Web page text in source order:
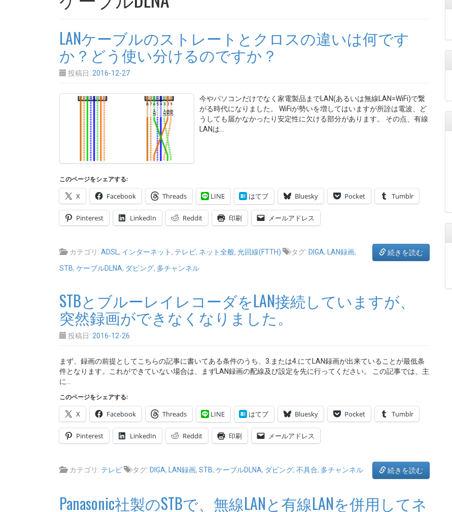
LANケーブルのストレートとクロスの違いは何です
か？どう使い分けるのですか？
投稿日: 2016-12-27
今やパソコンだけでなく家電製品までLAN(あるいは無線LAN=WiFi)で繋
がる時代になりました。 WiFiが勢いを増してはいますが所詮は電波、ど
うしても届かなかったり安定性に欠ける部分があります。 その点、有線
LANは…
このページをシェアする:
X Facebook Threads LINE はてブ Bluesky Pocket Tumblr
Pinterest LinkedIn Reddit 印刷 メールアドレス
続きを読む
カテゴリ: ADSL , インターネット , テレビ, ネット全般, 光回線(FTTH) タグ: DIGA, LAN録画,
STB, ケーブルDLNA, ダビング, 多チャンネル
STBとブルーレイレコーダをLAN接続していますが、
突然録画ができなくなりました。
投稿日: 2016-12-26
まず、録画の前提としてこちらの記事に書いてある条件のうち、3.または4.にてLAN録画が出来ていることが最低条
件となります。これができていない場合は、まずLAN録画の配線及び設定を先に行ってください。 この記事では、主
に…
このページをシェアする:
X Facebook Threads LINE はてブ Bluesky Pocket Tumblr
Pinterest LinkedIn Reddit 印刷 メールアドレス
続きを読む
カテゴリ: テレビ タグ: DIGA, LAN録画, STB, ケーブルDLNA, ダビング, 不具合, 多チャンネル
Panasonic社製のSTBで、無線LANと有線LANを併用してネ